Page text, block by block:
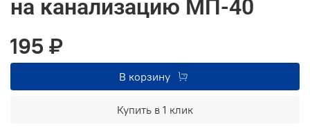
на канализацию МП-40
195 ₽
В корзину
Купить в 1 клик